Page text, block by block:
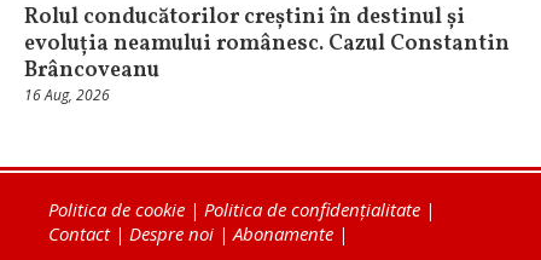
Rolul conducătorilor creștini în destinul și
evoluția neamului românesc. Cazul Constantin
Brâncoveanu
16 Aug, 2026
Politica de cookie | Politica de confidențialitate |
Contact| Despre noi | Abonamente |